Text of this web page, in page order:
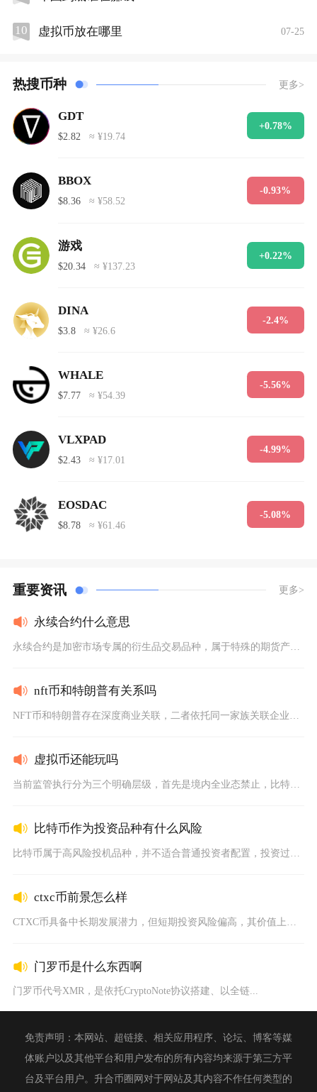
10 虚拟币放在哪里 07-25
热搜币种 更多>
GDT
$2.82 ≈ ¥19.74
+0.78%
BBOX
$8.36 ≈ ¥58.52
-0.93%
游戏
$20.34 ≈ ¥137.23
+0.22%
DINA
$3.8 ≈ ¥26.6
-2.4%
WHALE
$7.77 ≈ ¥54.39
-5.56%
VLXPAD
$2.43 ≈ ¥17.01
-4.99%
EOSDAC
$8.78 ≈ ¥61.46
-5.08%
重要资讯 更多>
永续合约什么意思
永续合约是加密市场专属的衍生品交易品种，属于特殊的期货产品，...
nft币和特朗普有关系吗
虚拟币还能玩吗
当前监管执行分为三个明确层级，首先是境内全业态禁止，比特币、...
比特币作为投资品种有什么风险
ctxc币前景怎么样
CTXC币具备中长期发展潜力，但短期投资风险偏高，其价值上限...
门罗币是什么东西啊
门罗币代号XMR，是依托CryptoNote协议搭建、以全链...
免责声明：本网站、超链接、相关应用程序、论坛、博客等媒
体账户以及其他平台和用户发布的所有内容均来源于第三方平
台及平台用户。升合币圈网对于网站及其内容不作任何类型的